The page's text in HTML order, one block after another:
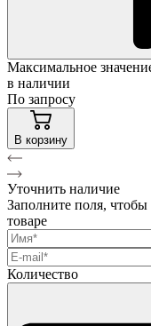
Максимальное
в наличии
По запросу
В корзину
Уточнить наличие
Заполните поля,
товаре
Количество